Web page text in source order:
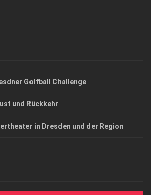
Golfball Challenge
und Rückkehr
in Dresden und der Region